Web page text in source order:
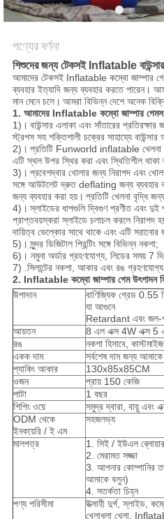
পণ্যের বর্ণনা
শিশুদের জন্য টেকসই Inflatable
আমাদের টেকসই Inflatable কম্বো জাম্পার
ব্যবহার ইত্যাদি জন্য ব্যবহার করতে পারেন।
মান মেনে চলে। আমরা বিভিন্ন দেশে অনেক
1. আমাদের Inflatable কম্বো জাম্পার গেমস
1)। বাউন্সার এলাকা এবং সাঁতারের
স্ট্রপস সহ শক্তিশালী চক্রের সাহায্যে
2)। প্রতিটি Funworld inflatable খেলনা
এটি স্থল উপর স্থির করা এবং স্থিতিশীল থাকা
3)। প্রবেশদ্বার খোলার জন্য নিরাপদ এবং
সঙ্গে আউটলেট দ্রুত deflating জন্য ব্যবহার
জন্য ব্যবহার করা হয়। প্রতিটি খেলনা বৃদ্ধি
4)। স্লাইডের ধাপগুলি দ্বিগুণ প্রণীত এবং দুই
প্রাপ্তবয়স্করা স্লাইডে চলাচল করলে নিরাপদ
দায়িত্ব ভেল্কোর সাথে থাকে এবং এটি
5)। সুন্দর ডিজিটাল প্রিন্টিং সঙ্গে বিভিন্ন নকশা;
6)। নমুনা অর্ডার গ্রহণযোগ্য, লিডের সময় 7
7) .সিলান্টের নকশা, আকার এবং রঙ
2. Inflatable কম্বো জাম্পার গেম উৎপাদন
উপাদান
বাণিজ্যিক গ্রেড
যা আগুনে
Retardant এবং জল-
আয়তন
8 এল এক্স 4W এক্স 5
রঙ
নকশা হিসাবে,
একক দাম
সর্বশেষ দাম জন্য
প্যাকিং আকার
130x85x85CM
ওজন
প্রায় 150 কেজি
পাটা
1 বছর
শিপিং ওয়ে
সমুদ্র দ্বারা, বায়ু এবং
ODM থেকে
ইনকয়েরি / ই এম
সহজলভ্য
মালপত্র
1. সিই / ইউএল ব্লোয়ার
2. মেরামত সজ্জা
3. আপনার কোম্পানির
আমাকে বলুন)
4. সতর্কতা চিহ্ন
পণ্য পরিসীমা
উত্সাহী দুর্গ, স্লাইড,
খেলাধুলা খেলা,